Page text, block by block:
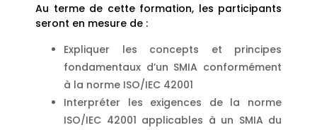
Au terme de cette formation, les participants
seront en mesure de :
Expliquer les concepts et principes
fondamentaux d’un SMIA conformément
à la norme ISO/IEC 42001
Interpréter les exigences de la norme
ISO/IEC 42001 applicables à un SMIA du